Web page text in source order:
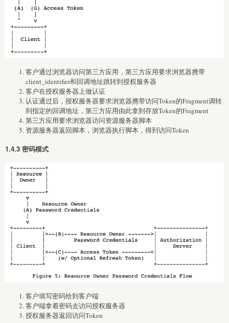
客户通过浏览器访问第三方应用，第三方应用要求浏览器携带
client_identifier和回调地址跳转到授权服务器
客户在授权服务器上做认证
认证通过后，授权服务器要求浏览器携带访问Token的Fragment调转
到指定的回调地址，第三方应用由此拿到存放Token的Fragment
第三方应用要求浏览器访问资源服务器脚本
资源服务器返回脚本，浏览器执行脚本，得到访问Token
1.4.3 密码模式
客户填写密码给到客户端
客户端拿着密码去访问授权服务器
授权服务器返回访问Token